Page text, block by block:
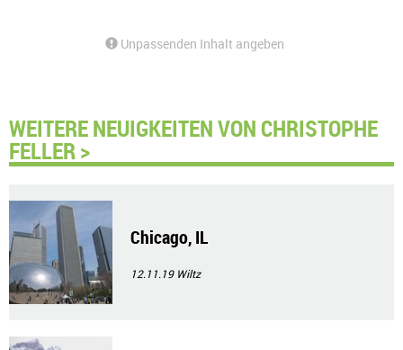
Unpassenden Inhalt angeben
WEITERE NEUIGKEITEN VON CHRISTOPHE
FELLER >
Chicago, IL
12.11.19 Wiltz